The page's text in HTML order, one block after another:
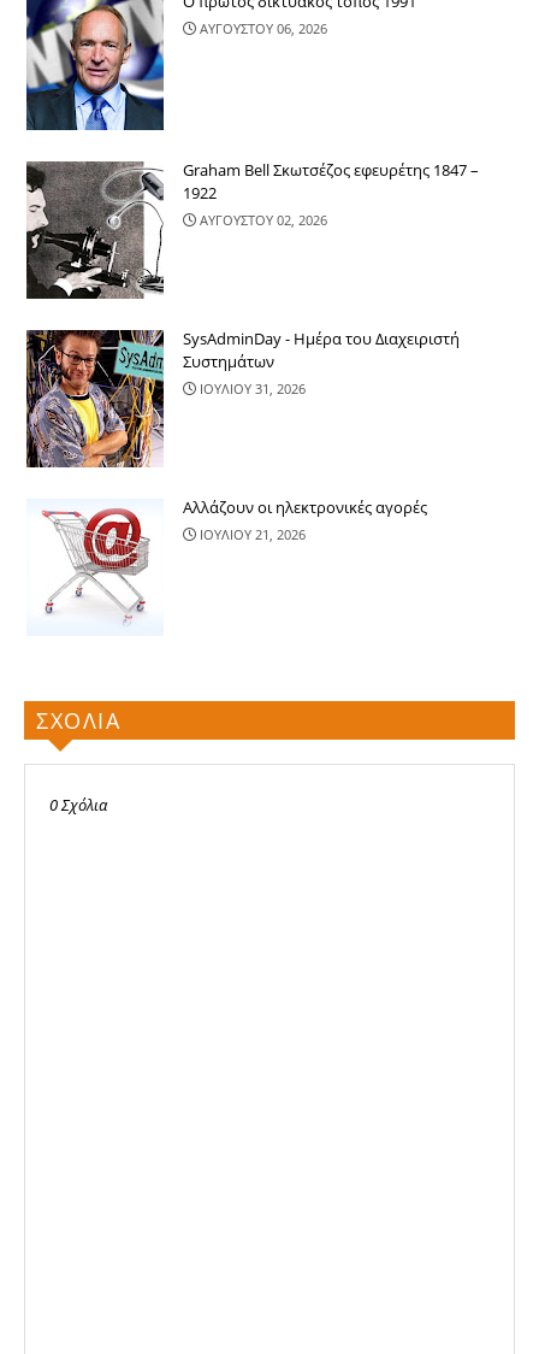
ΑΥΓΟΥΣΤΟΥ 06, 2026
Graham Bell Σκωτσέζος εφευρέτης 1847 –
1922
ΑΥΓΟΥΣΤΟΥ 02, 2026
SysAdminDay - Ημέρα του Διαχειριστή
Συστημάτων
ΙΟΥΛΙΟΥ 31, 2026
Αλλάζουν οι ηλεκτρονικές αγορές
ΙΟΥΛΙΟΥ 21, 2026
ΣΧΟΛΙΑ
0 Σχόλια